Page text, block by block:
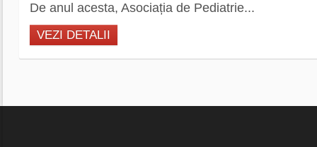
De anul acesta, Asociația de Pediatrie...
VEZI DETALII